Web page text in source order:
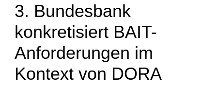
3. Bundesbank
konkretisiert BAIT-
Anforderungen im
Kontext von DORA